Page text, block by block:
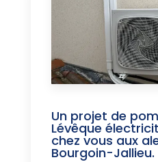
Un projet de
Lévêque
chez vous aux
Bourgoin-Jallieu.